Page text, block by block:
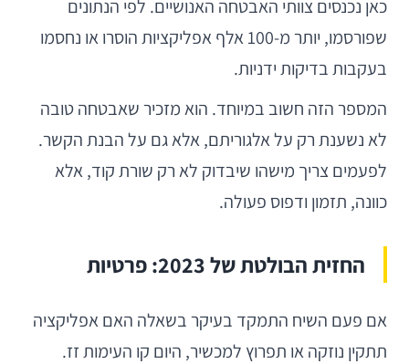
כאן נכנסים צוותי האבטחה האנושיים. לפי הנתונים
שפורסמו, יותר מ-100 אלף אפליקציות הוסרו או נחסמו
בעקבות בדיקות ידניות.
המספר הזה חשוב במיוחד. הוא מזכיר שאבטחה טובה
לא נשענת רק על אלגוריתם, אלא גם על הבנת הקשר.
לפעמים צריך מישהו שיבדוק לא רק שורת קוד, אלא
כוונה, תזמון ודפוס פעולה.
החזית הבולטת של 2023: פרטיות
אם פעם השיח התמקד בעיקר בשאלה האם אפליקציה
תתקין נוזקה או תפרוץ למכשיר, היום קו העימות זז.